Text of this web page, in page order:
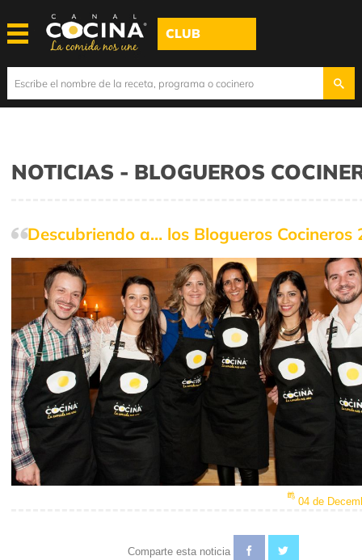
CLUB
NOTICIAS - BLOGUEROS
Descubriendo a… los Blogueros Cocineros
04 de
Comparte esta noticia